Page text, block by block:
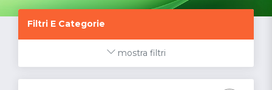
Filtri E Categorie
mostra filtri